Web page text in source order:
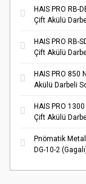
HAIS PRO RB-
Çift Akülü
HAIS PRO RB-
Çift Akülü
HAIS PRO 850
Akülü Darbeli
HAIS PRO
Çift Akülü
Pnömatik Metal
DG-10-2